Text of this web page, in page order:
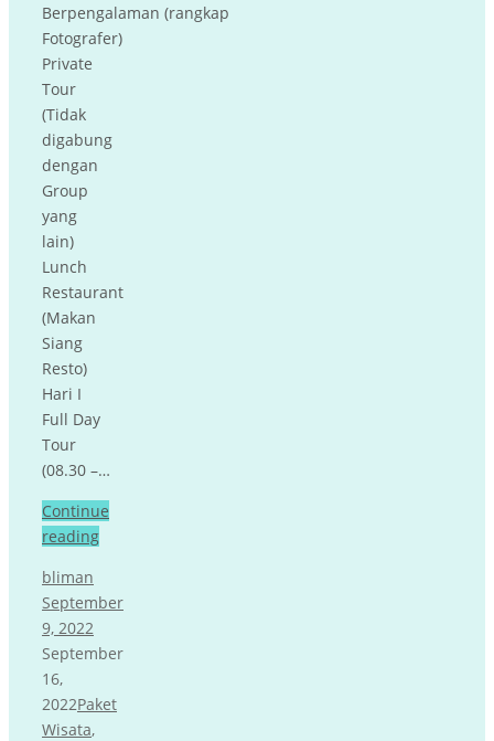
Berpengalaman (rangkap
Fotografer)
Private
Tour
(Tidak
digabung
dengan
Group
yang
lain)
Lunch
Restaurant
(Makan
Siang
Resto)
Hari I
Full Day
Tour
(08.30 –…
Continue
reading
bliman
September
9, 2022
September
16,
2022Paket
Wisata,